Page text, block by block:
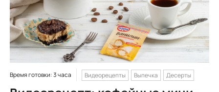
Время готовки: 3 часа Видеорецепты Выпечка Десерты